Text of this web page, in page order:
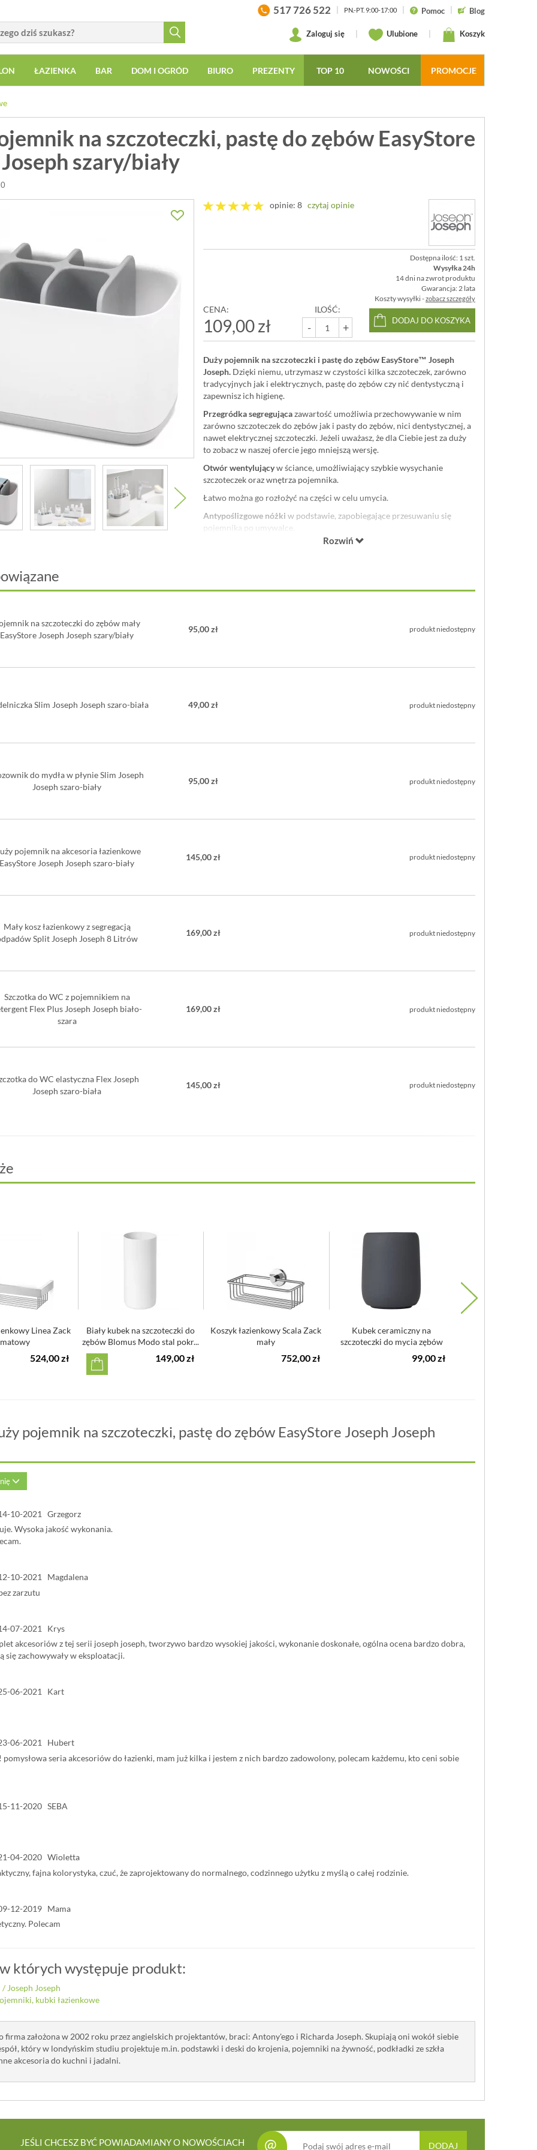
517 726 522 PN.-PT. 9:00-17:00 Pomoc Blog
Zaloguj się Ulubione Koszyk
ŁAZIENKA BAR DOM I OGRÓD BIURO PREZENTY TOP 10 NOWOŚCI PROMOCJE
na szczoteczki, pastę do zębów EasyStore
szary/biały
opinie: 8 czytaj opinie
Dostępna ilość: 1 szt.
Wysyłka 24h
14 dni na zwrot produktu
Gwarancja: 2 lata
Koszty wysyłki -zobacz szczegóły
CENA:
109,00 zł
ILOŚĆ:
- +
DODAJ DO KOSZYKA
Duży pojemnik na szczoteczki i pastę do zębów EasyStore™ Joseph
Joseph. Dzięki niemu, utrzymasz w czystości kilka szczoteczek, zarówno
tradycyjnych jak i elektrycznych, pastę do zębów czy nić dentystyczną i
zapewnisz ich higienę.
Przegródka segregującazawartość umożliwia przechowywanie w nim
zarówno szczoteczek do zębów jak i pasty do zębów, nici dentystycznej, a
nawet elektrycznej szczoteczki. Jeżeli uważasz, że dla Ciebie jest za duży
to zobacz w naszej ofercie jego mniejszą wersję.
Otwór wentylującyw ściance, umożliwiający szybkie wysychanie
szczoteczek oraz wnętrza pojemnika.
Łatwo można go rozłożyć na części w celu umycia.
Antypoślizgowe nóżki w podstawie, zapobiegające przesuwaniu się
pojemnika po umywalce.
Wymiary: 16,8 x 8,4 x 12,6 cmRozwiń
na szczoteczki do zębów mały
EasyStore Joseph Joseph szary/biały
95,00 zł produkt niedostępny
Slim Joseph Joseph szaro-biała 49,00 zł produkt niedostępny
do mydła w płynie Slim Joseph
Joseph szaro-biały
95,00 zł produkt niedostępny
pojemnik na akcesoria łazienkowe
EasyStore Joseph Joseph szaro-biały
145,00 zł produkt niedostępny
Mały kosz łazienkowy z segregacją
Split Joseph Joseph 8 Litrów
169,00 zł produkt niedostępny
Szczotka do WC z pojemnikiem na
Flex Plus Joseph Joseph biało-
szara
169,00 zł produkt niedostępny
do WC elastyczna Flex Joseph
Joseph szaro-biała
145,00 zł produkt niedostępny
Linea Zack
matowy
524,00 zł
Biały kubek na szczoteczki do
zębów Blomus Modo stal pokr...
149,00 zł
Koszyk łazienkowy Scala Zack
mały
752,00 zł
Kubek ceramiczny na
szczoteczki do mycia zębów
Blomus Son...99,00 zł
pojemnik na szczoteczki, pastę do zębów EasyStore Joseph Joseph
10-2021 Grzegorz
Wysoka jakość wykonania.
10-2021 Magdalena
zarzutu
07-2021 Krys
akcesoriów z tej serii joseph joseph, tworzywo bardzo wysokiej jakości, wykonanie doskonałe, ogólna ocena bardzo dobra,
się zachowywały w eksploatacji.
06-2021 Kart
06-2021 Hubert
seria akcesoriów do łazienki, mam już kilka i jestem z nich bardzo zadowolony, polecam każdemu, kto ceni sobie
11-2020 SEBA
04-2020 Wioletta
fajna kolorystyka, czuć, że zaprojektowany do normalnego, codzinnego użytku z myślą o całej rodzinie.
12-2019 Mama
Polecam
których występuje produkt:
/ Joseph Joseph
kubki łazienkowe
firma założona w 2002 roku przez angielskich projektantów, braci: Antony'ego i Richarda Joseph. Skupiają oni wokół siebie
który w londyńskim studiu projektuje m.in. podstawki i deski do krojenia, pojemniki na żywność, podkładki ze szkła
akcesoria do kuchni i jadalni.
JEŚLI CHCESZ BYĆ POWIADAMIANY O NOWOŚCIACH
@ DODAJ